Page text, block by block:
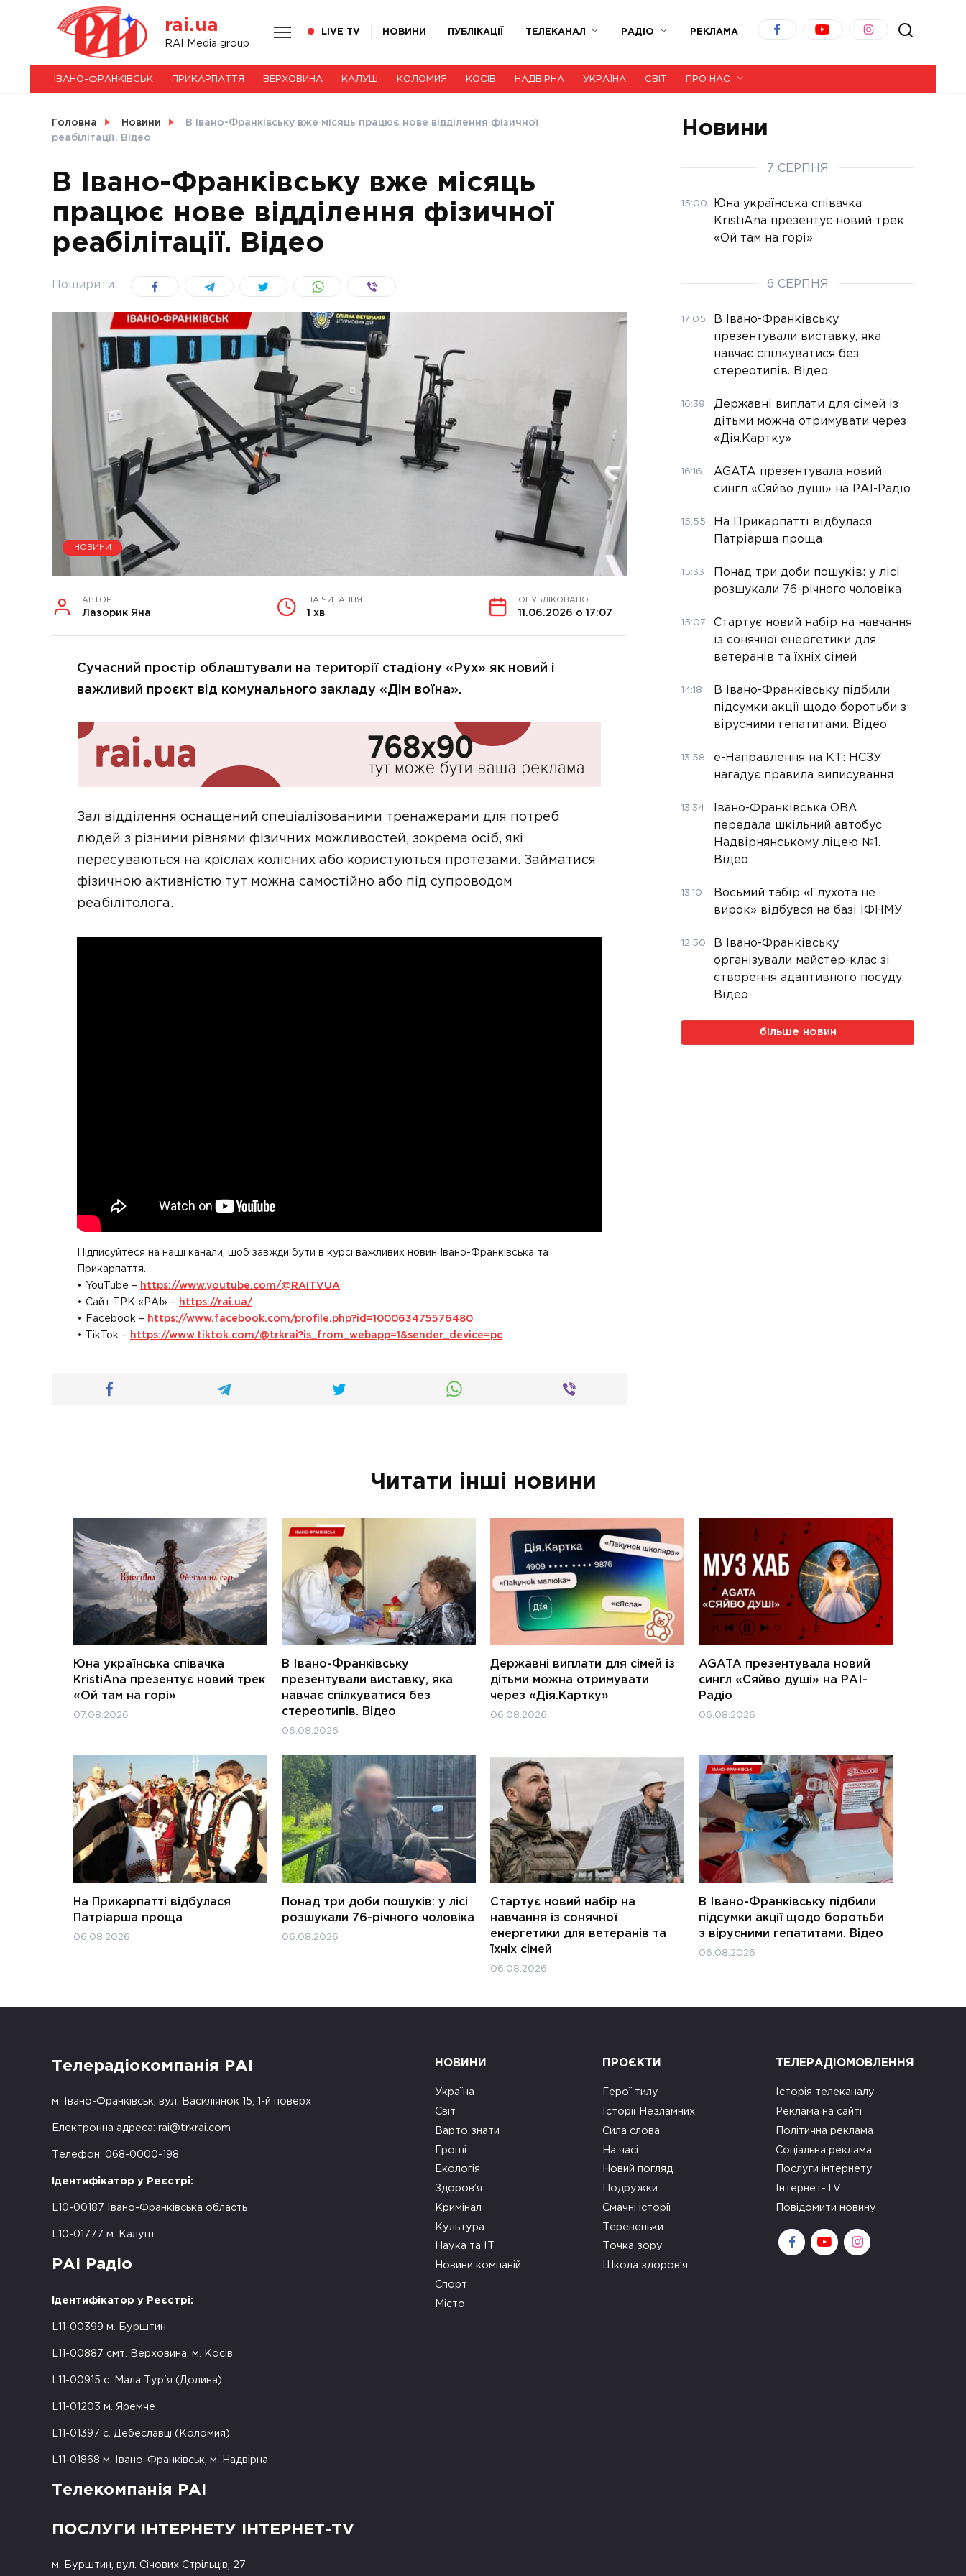
rai.ua
RAI Media group
LIVE TV НОВИНИ ПУБЛІКАЦІЇ ТЕЛЕКАНАЛ РАДІО РЕКЛАМА
НОВИНИ
СВІТ
УКРАЇНА
ІВАНО-ФРАНКІВСЬК ПРИКАРПАТТЯ ВЕРХОВИНА КАЛУШ КОЛОМИЯ КОСІВ НАДВІРНА УКРАЇНА СВІТ ПРО НАС
Головна Новини
В Івано-Франківську вже місяць працює нове відділення фізичної
реабілітації. Відео
В Івано-Франківську вже місяць
працює нове відділення фізичної
реабілітації. Відео
Поширити:
НОВИНИ
АВТОР
Лазорик Яна
НА ЧИТАННЯ
1 хв
ОПУБЛІКОВАНО
11.06.2026 о 17:07
Сучасний простір облаштували на території стадіону «Рух» як новий і
важливий проєкт від комунального закладу «Дім воїна».
Зал відділення оснащений спеціалізованими тренажерами для потреб
людей з різними рівнями фізичних можливостей, зокрема осіб, які
пересуваються на кріслах колісних або користуються протезами. Займатися
фізичною активністю тут можна самостійно або під супроводом
реабілітолога.
Підписуйтеся на наші канали, щоб завжди бути в курсі важливих новин Івано-Франківська та
Прикарпаття.
• YouTube – https://www.youtube.com/@RAITVUA
• Сайт ТРК «РАІ» – https://rai.ua/
• Facebook – https://www.facebook.com/profile.php?id=100063475576480
• TikTok – https://www.tiktok.com/@trkrai?is_from_webapp=1&sender_device=pc
Новини
7 СЕРПНЯ
15:00
Юна українська співачка
KristiAna презентує новий трек
«Ой там на горі»
6 СЕРПНЯ
17:05
В Івано-Франківську
презентували виставку, яка
навчає спілкуватися без
стереотипів. Відео
16:39
Державні виплати для сімей із
дітьми можна отримувати через
«Дія.Картку»
16:16
AGATA презентувала новий
сингл «Сяйво душі» на РАІ-Радіо
15:55
На Прикарпатті відбулася
Патріарша проща
15:33
Понад три доби пошуків: у лісі
розшукали 76-річного чоловіка
15:07
Стартує новий набір на навчання
із сонячної енергетики для
ветеранів та їхніх сімей
14:18
В Івано-Франківську підбили
підсумки акції щодо боротьби з
вірусними гепатитами. Відео
13:58
е-Направлення на КТ: НСЗУ
нагадує правила виписування
13:34
Івано-Франківська ОВА
передала шкільний автобус
Надвірнянському ліцею №1.
Відео
13:10
Восьмий табір «Глухота не
вирок» відбувся на базі ІФНМУ
12:50
В Івано-Франківську
організували майстер-клас зі
створення адаптивного посуду.
Відео
більше новин
Читати інші новини
Юна українська співачка
KristiAna презентує новий трек
«Ой там на горі»
07.08.2026
В Івано-Франківську
презентували виставку, яка
навчає спілкуватися без
стереотипів. Відео
06.08.2026
Державні виплати для сімей із
дітьми можна отримувати
через «Дія.Картку»
06.08.2026
AGATA презентувала новий
сингл «Сяйво душі» на РАІ-
Радіо
06.08.2026
На Прикарпатті відбулася
Патріарша проща
06.08.2026
Понад три доби пошуків: у лісі
розшукали 76-річного чоловіка
06.08.2026
Стартує новий набір на
навчання із сонячної
енергетики для ветеранів та
їхніх сімей
06.08.2026
В Івано-Франківську підбили
підсумки акції щодо боротьби
з вірусними гепатитами. Відео
06.08.2026
Телерадіокомпанія РАІ
м. Івано-Франківськ, вул. Василіянок 15, 1-й поверх
Електронна адреса: rai@trkrai.com
Телефон: 068-0000-198
Ідентифікатор у Реєстрі:
L10-00187 Івано-Франківська область
L10-01777 м. Калуш
РАІ Радіо
Ідентифікатор у Реєстрі:
L11-00399 м. Бурштин
L11-00887 смт. Верховина, м. Косів
L11-00915 с. Мала Тур'я (Долина)
L11-01203 м. Яремче
L11-01397 с. Дебеславці (Коломия)
L11-01868 м. Івано-Франківськ, м. Надвірна
Телекомпанія РАІ
ПОСЛУГИ ІНТЕРНЕТУ ІНТЕРНЕТ-TV
м. Бурштин, вул. Січових Стрільців, 27
НОВИНИ
Україна
Світ
Варто знати
Гроші
Екологія
Здоров’я
Кримінал
Культура
Наука та ІТ
Новини компаній
Спорт
Місто
ПРОЄКТИ
Герої тилу
Історії Незламних
Сила слова
На часі
Новий погляд
Подружки
Смачні історії
Теревеньки
Точка зору
Школа здоров’я
ТЕЛЕРАДІОМОВЛЕННЯ
Історія телеканалу
Реклама на сайті
Політична реклама
Соціальна реклама
Послуги інтернету
Інтернет-TV
Повідомити новину